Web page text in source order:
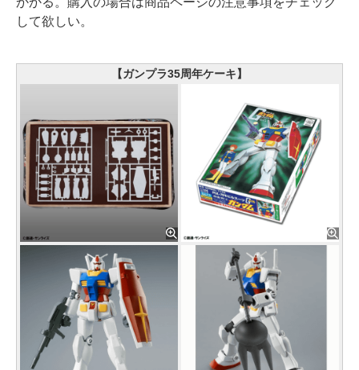
して欲しい。
【ガンプラ35周年ケーキ】